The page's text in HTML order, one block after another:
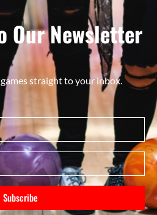
Our Newsletter
straight to your inbox.
Subscribe